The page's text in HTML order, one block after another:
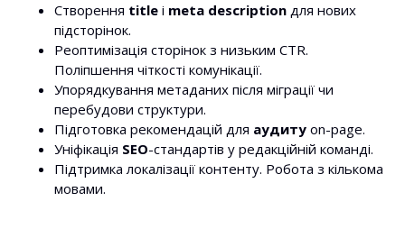
Створення title і meta description для нових
підсторінок.
Реоптимізація сторінок з низьким CTR.
Поліпшення чіткості комунікації.
Упорядкування метаданих після міграції чи
перебудови структури.
Підготовка рекомендацій для аудиту on-page.
Уніфікація SEO-стандартів у редакційній команді.
Підтримка локалізації контенту. Робота з кількома
мовами.